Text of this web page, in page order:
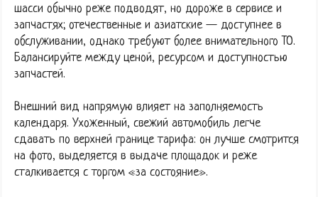
шасси обычно реже подводят, но дороже в сервисе и
запчастях; отечественные и азиатские — доступнее в
обслуживании, однако требуют более внимательного ТО.
Балансируйте между ценой, ресурсом и доступностью
запчастей.
Внешний вид напрямую влияет на заполняемость
календаря. Ухоженный, свежий автомобиль легче
сдавать по верхней границе тарифа: он лучше смотрится
на фото, выделяется в выдаче площадок и реже
сталкивается с торгом «за состояние».